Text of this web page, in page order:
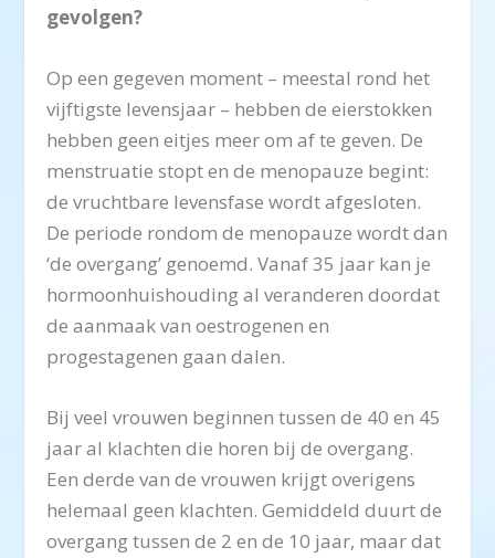
gevolgen?
Op een gegeven moment – meestal rond het
vijftigste levensjaar – hebben de eierstokken
hebben geen eitjes meer om af te geven. De
menstruatie stopt en de menopauze begint:
de vruchtbare levensfase wordt afgesloten.
De periode rondom de menopauze wordt dan
‘de overgang’ genoemd. Vanaf 35 jaar kan je
hormoonhuishouding al veranderen doordat
de aanmaak van oestrogenen en
progestagenen gaan dalen.
Bij veel vrouwen beginnen tussen de 40 en 45
jaar al klachten die horen bij de overgang.
Een derde van de vrouwen krijgt overigens
helemaal geen klachten. Gemiddeld duurt de
overgang tussen de 2 en de 10 jaar, maar dat